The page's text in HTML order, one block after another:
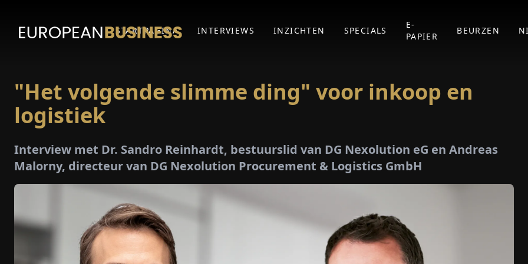
STARTPAGINA INTERVIEWS INZICHTEN SPECIALS
E-
PAPIER
BEURZEN
"Het volgende slimme ding" voor inkoop en
logistiek
Interview met Dr. Sandro Reinhardt, bestuurslid van DG Nexolution eG en Andreas
Malorny, directeur van DG Nexolution Procurement & Logistics GmbH